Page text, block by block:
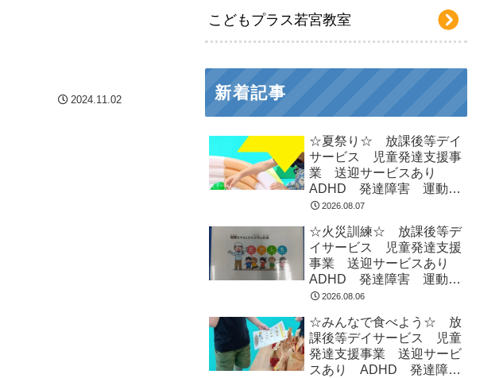
2024.11.02
こどもプラス若宮教室
新着記事
☆夏祭り☆ 放課後等デイ
サービス 児童発達支援事
業 送迎サービスあり
ADHD 発達障害 運動療
育 市川市 船橋市
2026.08.07
☆火災訓練☆ 放課後等デ
イサービス 児童発達支援
事業 送迎サービスあり
ADHD 発達障害 運動療
育 市川市 船橋市
2026.08.06
☆みんなで食べよう☆ 放
課後等デイサービス 児童
発達支援事業 送迎サービ
スあり ADHD 発達障